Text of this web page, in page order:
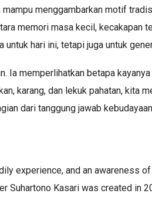
menggambarkan motif
memori masa kecil, kecakapan
hari ini, tetapi juga untuk
Ia memperlihatkan betapa
karang, dan lekuk pahatan, kita
dari tanggung jawab
experience, and an awareness
Suhartono Kasari was created in